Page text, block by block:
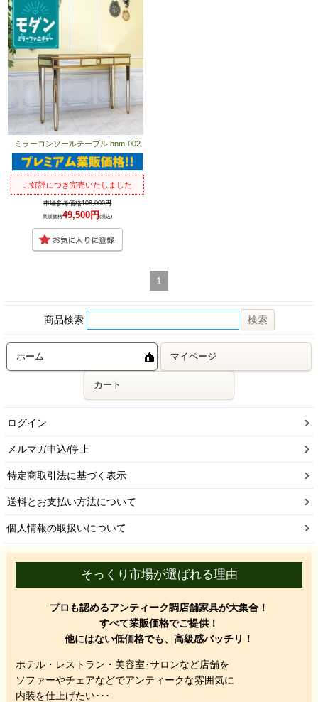
ミラーコンソールテーブル hnm-002
ご好評につき完売いたしました
市場参考価格108,000円
業販価格49,500円(税込)
1
商品検索
ホーム マイページ
カート
ログイン
メルマガ申込/停止
特定商取引法に基づく表示
送料とお支払い方法について
個人情報の取扱いについて
そっくり市場が選ばれる理由
プロも認めるアンティーク調店舗家具が大集合！
すべて業販価格でご提供！
他にはない低価格でも、高級感バッチリ！
ホテル・レストラン・美容室･サロンなど店舗を
ソファーやチェアなどでアンティークな雰囲気に
内装を仕上げたい･･･